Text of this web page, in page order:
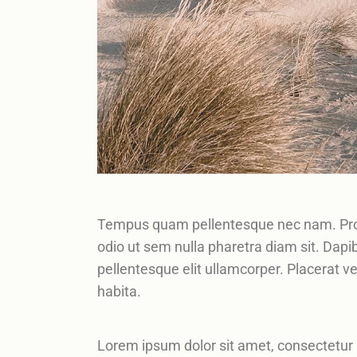
Tempus quam pellentesque nec nam.
odio ut sem nulla pharetra diam sit.
pellentesque elit ullamcorper. Placerat
habita.
Lorem ipsum dolor sit amet,